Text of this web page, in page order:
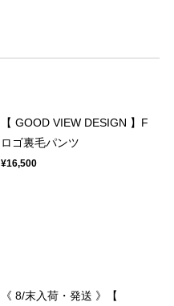
【 GOOD VIEW DESIGN 】F
ロゴ裏毛パンツ
¥16,500
《 8/末入荷・発送 》【